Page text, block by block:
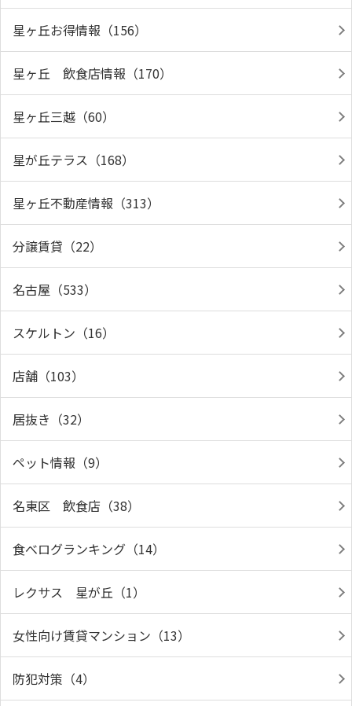
星ヶ丘お得情報（156）
星ヶ丘 飲食店情報（170）
星ヶ丘三越（60）
星が丘テラス（168）
星ヶ丘不動産情報（313）
分譲賃貸（22）
名古屋（533）
スケルトン（16）
店舗（103）
居抜き（32）
ペット情報（9）
名東区 飲食店（38）
食べログランキング（14）
レクサス 星が丘（1）
女性向け賃貸マンション（13）
防犯対策（4）